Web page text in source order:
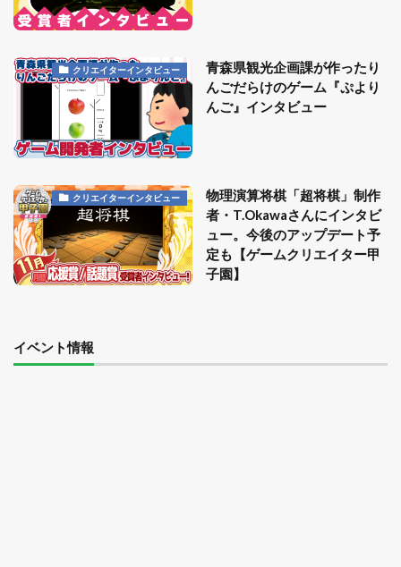
クリエイターインタビュー
青森県観光企画課が作ったり
んごだらけのゲーム『ぷより
んご』インタビュー
クリエイターインタビュー
物理演算将棋「超将棋」制作
者・T.Okawaさんにインタビ
ュー。今後のアップデート予
定も【ゲームクリエイター甲
子園】
イベント情報